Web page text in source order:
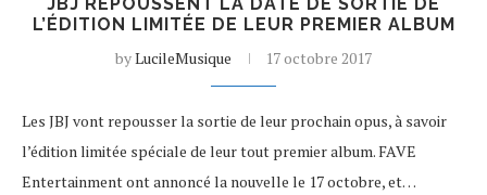
L’ÉDITION LIMITÉE DE LEUR PREMIER ALBUM
byLucileMusique 17 octobre 2017
Les JBJ vont repousser la sortie de leur prochain opus, à savoir
l’édition limitée spéciale de leur tout premier album. FAVE
Entertainment ont annoncé la nouvelle le 17 octobre, et…